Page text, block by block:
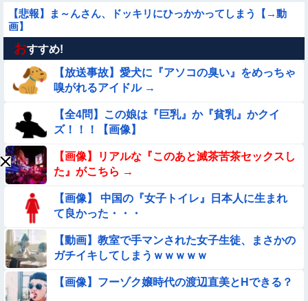
【悲報】ま～んさん、ドッキリにひっかかってしまう【→動
画】
【画像】アキバに美脚の痴女バニー集団襲来ｗｗｗｗｗｗｗｗ
ｗｗ
【画像】女幽霊さん、セクシー女優デビュー！！！
【ロマン】世界を動かした暗号ランキング
【画像】この美人ママ、脱いだら凄い・・・
【動画】 女子中学生さん、タクシー運ちゃんに感電させられ死
亡……
【動画】広島に落とされた『原子爆弾』の『再現動画』がこち
ら・・・
【画像】夏のバイクがヤバすぎるｗｗｗｗｗ
おすすめ!
【放送事故】愛犬に『アソコの臭い』をめっちゃ
嗅がれるアイドル →
【全4問】この娘は『巨乳』か『貧乳』かクイ
ズ！！！【画像】
【画像】リアルな『このあと滅茶苦茶セックスし
た』がこちら →
【画像】 中国の『女子トイレ』日本人に生まれ
て良かった・・・
【動画】教室で手マンされた女子生徒、まさかの
ガチイキしてしまうｗｗｗｗｗ
【画像】フーゾク嬢時代の渡辺直美とHできる？